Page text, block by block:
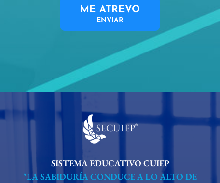
ME ATREVO
ENVIAR
SISTEMA EDUCATIVO CUIEP
"LA SABIDURÍA CONDUCE A LO ALTO DE